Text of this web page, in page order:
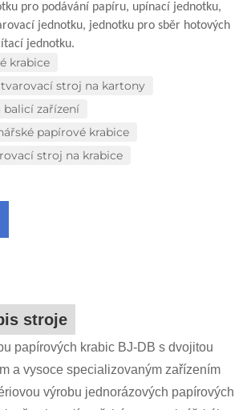
pro podávání papíru, upínací jednotku,
jednotku, jednotku pro sběr hotových
jednotku.
krabice
stroj na kartony
balicí zařízení
papírové krabice
stroj na krabice
stroje
papírových krabic BJ-DB s dvojitou
a vysoce specializovaným zařízením
výrobu jednorázových papírových